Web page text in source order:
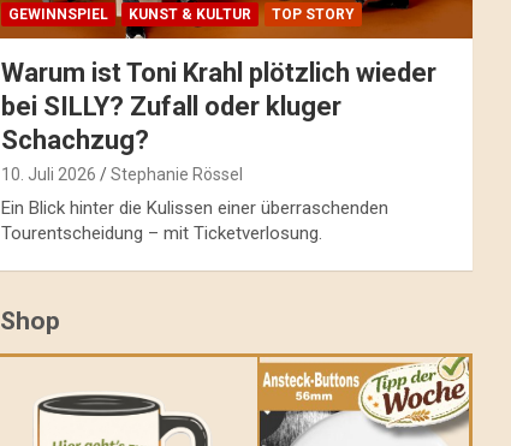
GEWINNSPIEL KUNST & KULTUR TOP STORY
Warum ist Toni Krahl plötzlich wieder
bei SILLY? Zufall oder kluger
Schachzug?
10. Juli 2026 Stephanie Rössel
Ein Blick hinter die Kulissen einer überraschenden
Tourentscheidung – mit Ticketverlosung.
Shop